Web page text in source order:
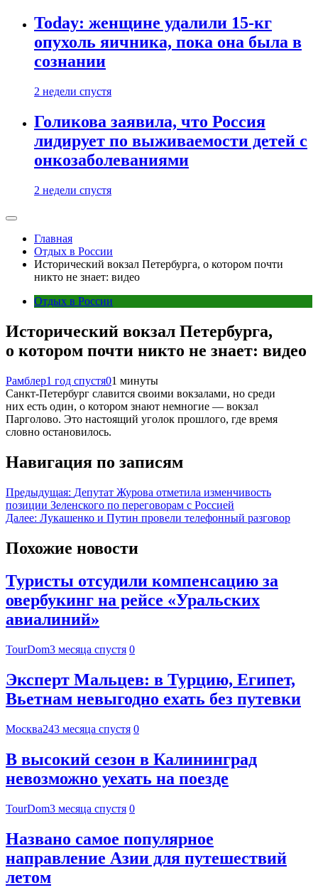
Today: женщине удалили 15-кг
опухоль яичника, пока она была в
сознании
2 недели спустя
Голикова заявила, что Россия
лидирует по выживаемости детей с
онкозаболеваниями
2 недели спустя
Главная
Отдых в России
Исторический вокзал Петербурга, о котором почти
никто не знает: видео
Отдых в России
Исторический вокзал Петербурга,
о котором почти никто не знает: видео
Рамблер1 год спустя01 минуты
Санкт-Петербург славится своими вокзалами, но среди
них есть один, о котором знают немногие — вокзал
Парголово. Это настоящий уголок прошлого, где время
словно остановилось.
Навигация по записям
Предыдущая: Депутат Журова отметила изменчивость
позиции Зеленского по переговорам с Россией
Далее: Лукашенко и Путин провели телефонный разговор
Похожие новости
Туристы отсудили компенсацию за
овербукинг на рейсе «Уральских
авиалиний»
TourDom3 месяца спустя 0
Эксперт Мальцев: в Турцию, Египет,
Вьетнам невыгодно ехать без путевки
Москва243 месяца спустя 0
В высокий сезон в Калининград
невозможно уехать на поезде
TourDom3 месяца спустя 0
Названо самое популярное
направление Азии для путешествий
летом